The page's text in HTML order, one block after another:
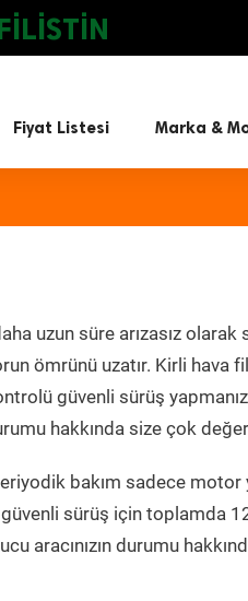
Fiyat Listesi Marka &
uzun süre arızasız
ömrünü uzatır. Kirli hava
güvenli sürüş
hakkında size çok
periyodik bakım sadece
güvenli sürüş için toplamda
aracınızın durumu